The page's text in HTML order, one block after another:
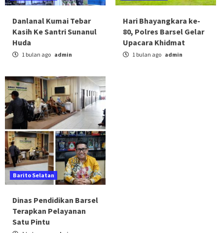
Danlanal Kumai Tebar
Kasih Ke Santri Sunanul
Huda
1 bulan ago admin
Hari Bhayangkara ke-
80, Polres Barsel Gelar
Upacara Khidmat
1 bulan ago admin
Barito Selatan
Dinas Pendidikan Barsel
Terapkan Pelayanan
Satu Pintu